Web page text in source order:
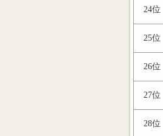
24位
25位
26位
27位
28位